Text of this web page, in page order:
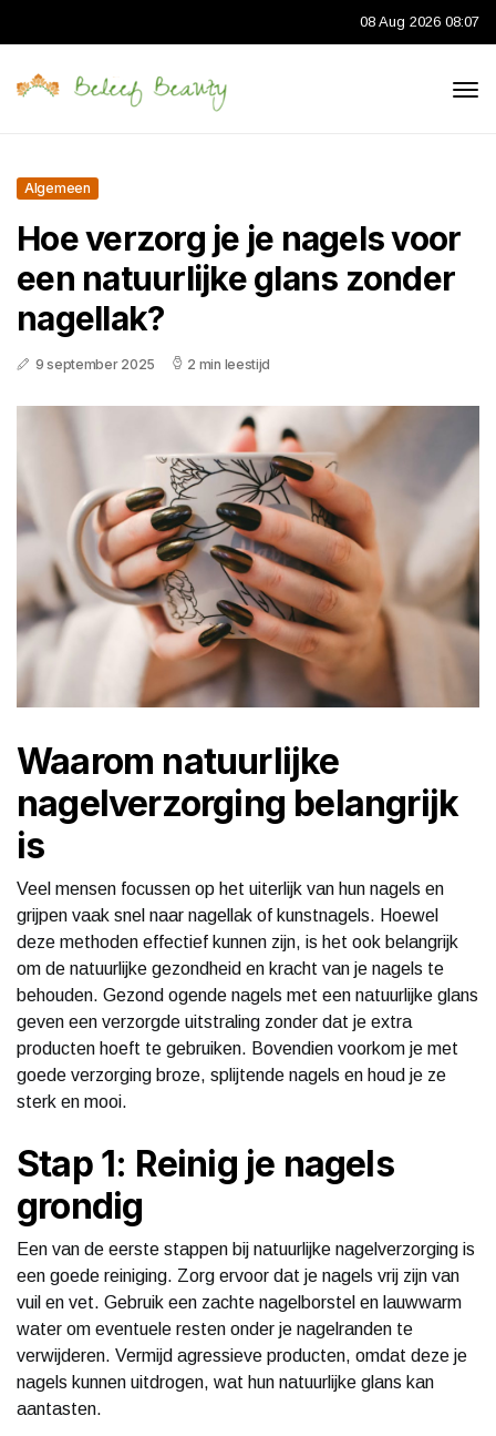
08 Aug 2026 08:07
Algemeen
Hoe verzorg je je nagels voor
een natuurlijke glans zonder
nagellak?
9 september 2025 2 min leestijd
Waarom natuurlijke
nagelverzorging belangrijk
is
Veel mensen focussen op het uiterlijk van hun nagels en
grijpen vaak snel naar nagellak of kunstnagels. Hoewel
deze methoden effectief kunnen zijn, is het ook belangrijk
om de natuurlijke gezondheid en kracht van je nagels te
behouden. Gezond ogende nagels met een natuurlijke glans
geven een verzorgde uitstraling zonder dat je extra
producten hoeft te gebruiken. Bovendien voorkom je met
goede verzorging broze, splijtende nagels en houd je ze
sterk en mooi.
Stap 1: Reinig je nagels
grondig
Een van de eerste stappen bij natuurlijke nagelverzorging is
een goede reiniging. Zorg ervoor dat je nagels vrij zijn van
vuil en vet. Gebruik een zachte nagelborstel en lauwwarm
water om eventuele resten onder je nagelranden te
verwijderen. Vermijd agressieve producten, omdat deze je
nagels kunnen uitdrogen, wat hun natuurlijke glans kan
aantasten.